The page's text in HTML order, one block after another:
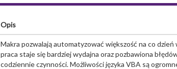
Opis
Makra pozwalają automatyzować większość na co
praca staje się bardziej wydajna oraz pozbawiona
codziennie czynności. Możliwości języka VBA są